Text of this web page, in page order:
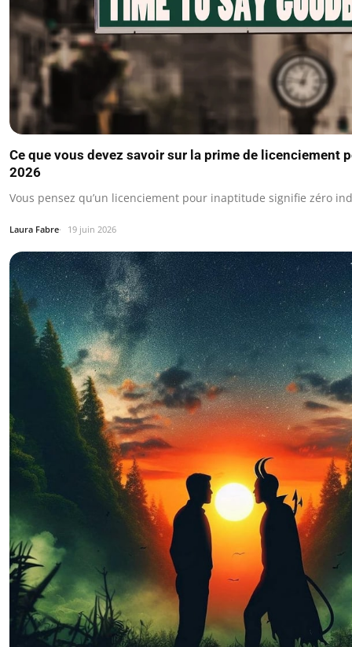
Ce que vous devez savoir sur la prime de licenciement
2026
Vous pensez qu’un licenciement pour inaptitude signifie zéro
Laura Fabre 19 juin 2026